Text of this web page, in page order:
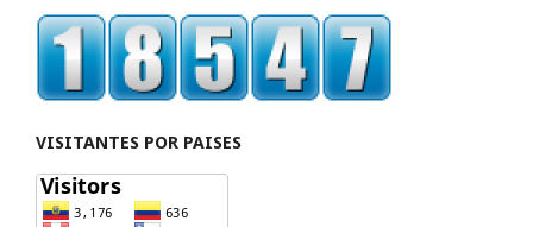
VISITANTES POR PAISES